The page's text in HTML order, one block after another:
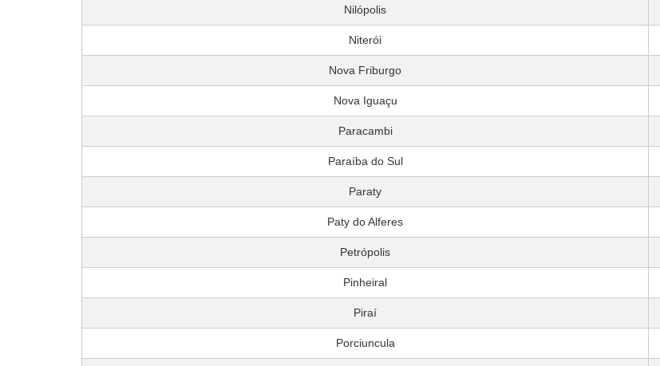
Nilópolis
Niterói
Nova Friburgo
Nova Iguaçu
Paracambi
Paraíba do Sul
Paraty
Paty do Alferes
Petrópolis
Pinheiral
Piraí
Porciuncula